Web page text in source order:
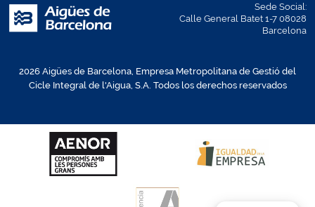
Sede Social:
Calle General Batet 1-7 08028
Barcelona
2026 Aigües de Barcelona, Empresa Metropolitana de Gestió del
Cicle Integral de l'Aigua, S.A. Todos los derechos reservados